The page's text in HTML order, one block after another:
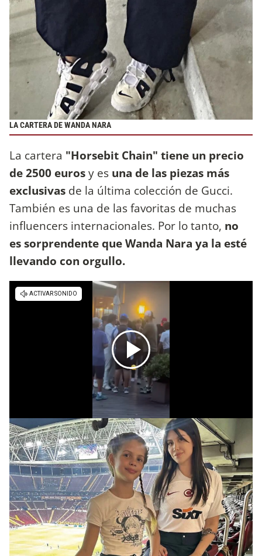
LA CARTERA DE WANDA NARA
La cartera "Horsebit Chain" tiene un precio
de 2500 eurosy es una de las piezas más
exclusivas de la última colección de Gucci.
También es una de las favoritas de muchas
influencers internacionales. Por lo tanto, no
es sorprendente que Wanda Nara ya la esté
llevando con orgullo.